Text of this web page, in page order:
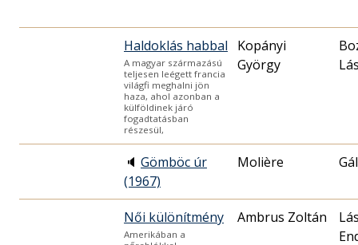
Haldoklás habbal
A magyar származású
teljesen leégett francia
világfi meghalni jön
haza, ahol azonban a
külföldinek járó
fogadtatásban
részesül,
Kopányi
György
🔈 Gömböc úr
(1967)
Molière
Női különítmény
Amerikában a
Ambrus Zoltán